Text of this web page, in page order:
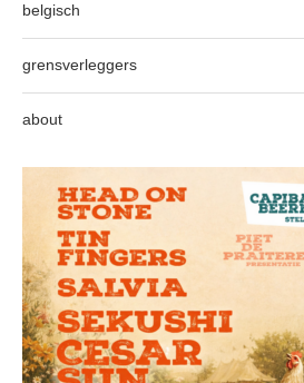
belgisch
grensverleggers
about